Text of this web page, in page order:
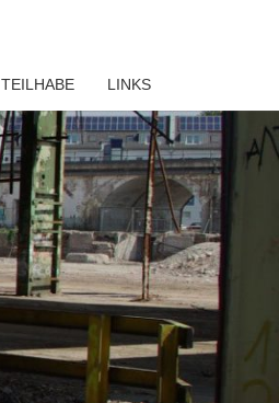
TEILHABE LINKS